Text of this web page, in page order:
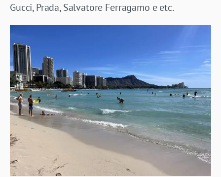
Gucci, Prada, Salvatore Ferragamo e etc.